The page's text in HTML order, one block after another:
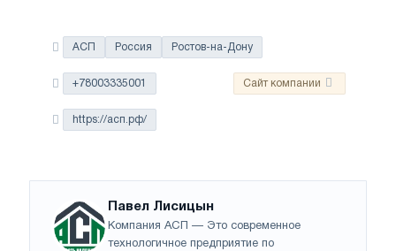
АСП Россия Ростов-на-Дону
Сайт компании
+78003335001
https://асп.рф/
Павел Лисицын
Компания АСП — Это современное
технологичное предприятие по